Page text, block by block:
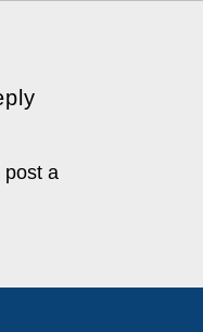
post a